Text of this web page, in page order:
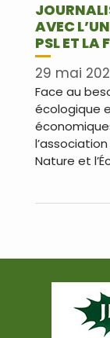
AVEC
PSL ET LA
29 mai
Face au
écologique
Nature et